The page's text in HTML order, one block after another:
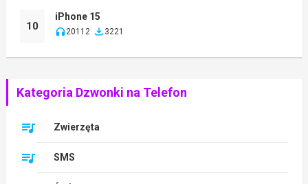
10
iPhone 15
20112 3221
Kategoria Dzwonki na Telefon
Zwierzęta
SMS